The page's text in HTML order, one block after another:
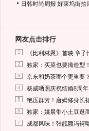
日韩时尚周报 好莱坞街拍
网友点击排行
1 《比利林恩》首映 章
2 独家：买菜也要拗造型
3 京东和奶茶哪个更重要
4 杨威晒照庆祝结婚8周
5 艳压群芳！唐嫣修身长
6 独家：姚晨带小土豆逛
7 成都风味！张靓颖冯轲